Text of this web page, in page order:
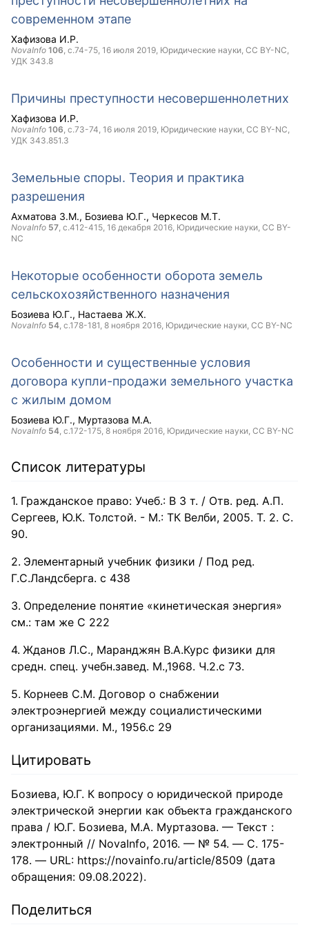
современном этапе
Хафизова И.Р.
NovaInfo 106, с.74-75, 16 июля 2019, Юридические науки, CC BY-NC,
УДК 343.8
Причины преступности несовершеннолетних
Хафизова И.Р.
NovaInfo 106, с.73-74, 16 июля 2019, Юридические науки, CC BY-NC,
УДК 343.851.3
Земельные споры. Теория и практика
разрешения
Ахматова З.M. Бозиева Ю.Г. Черкесов М.Т.
NovaInfo 57, с.412-415, 16 декабря 2016, Юридические науки, CC BY-
NC
Некоторые особенности оборота земель
сельскохозяйственного назначения
Бозиева Ю.Г. Настаева Ж.Х.
NovaInfo 54, с.178-181, 8 ноября 2016, Юридические науки, CC BY-NC
Особенности и существенные условия
договора купли-продажи земельного участка
с жилым домом
Бозиева Ю.Г. Муртазова М.А.
NovaInfo 54, с.172-175, 8 ноября 2016, Юридические науки, CC BY-NC
Список литературы
Гражданское право: Учеб.: В 3 т. / Отв. ред. А.П.
Сергеев, Ю.К. Толстой. - М.: ТК Велби, 2005. Т. 2. С.
90.
Элементарный учебник физики / Под ред.
Г.С.Ландсберга. с 438
Определение понятие «кинетическая энергия»
см.: там же С 222
Жданов Л.С., Маранджян В.А.Курс физики для
средн. спец. учебн.завед. М.,1968. Ч.2.с 73.
Корнеев С.М. Договор о снабжении
электроэнергией между социалистическими
организациями. М., 1956.с 29
Цитировать
Бозиева, Ю.Г. К вопросу о юридической природе
электрической энергии как объекта гражданского
права / Ю.Г. Бозиева, М.А. Муртазова. — Текст :
электронный // NovaInfo, 2016. — № 54. — С. 175-
178. — URL: https://novainfo.ru/article/8509 (дата
обращения: 09.08.2022).
Поделиться